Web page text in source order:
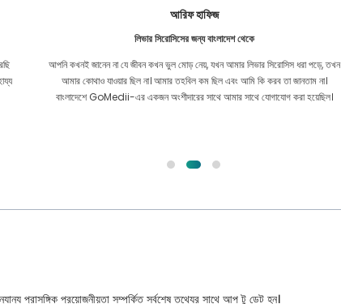
আরিফ হাফিজ
লিভার সিরোসিসের জন্য বাংলাদেশ থেকে
আপনি কখনই জানেন না যে জীবন কখন ভুল মোড় নেয়, যখন আমার লিভার সিরোসিস ধরা পড়ে, তখন
আমার কোথাও যাওয়ার ছিল না। আমার তহবিল কম ছিল এবং আমি কি করব তা জানতাম না।
বাংলাদেশে GoMedii-এর একজন অংশীদারের সাথে আমার সাথে যোগাযোগ করা হয়েছিল।
প্রাসঙ্গিক প্রয়োজনীয়তা সম্পর্কিত সর্বশেষ তথ্যের সাথে আপ টু ডেট হন।